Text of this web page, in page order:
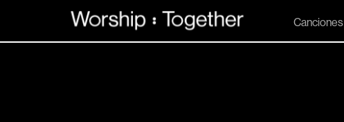
Canciones